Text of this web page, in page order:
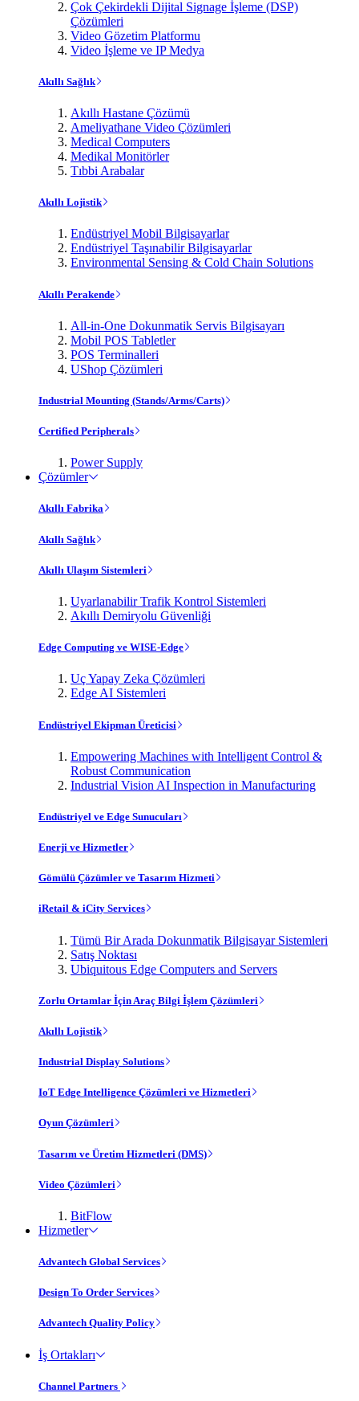
Çok Çekirdekli Dijital Signage İşleme (DSP)
Çözümleri
Video Gözetim Platformu
Video İşleme ve IP Medya
Akıllı Sağlık
Akıllı Hastane Çözümü
Ameliyathane Video Çözümleri
Medical Computers
Medikal Monitörler
Tıbbi Arabalar
Akıllı Lojistik
Endüstriyel Mobil Bilgisayarlar
Endüstriyel Taşınabilir Bilgisayarlar
Environmental Sensing & Cold Chain Solutions
Akıllı Perakende
All-in-One Dokunmatik Servis Bilgisayarı
Mobil POS Tabletler
POS Terminalleri
UShop Çözümleri
Industrial Mounting (Stands/Arms/Carts)
Certified Peripherals
Power Supply
Çözümler
Akıllı Fabrika
Akıllı Sağlık
Akıllı Ulaşım Sistemleri
Uyarlanabilir Trafik Kontrol Sistemleri
Akıllı Demiryolu Güvenliği
Edge Computing ve WISE-Edge
Uç Yapay Zeka Çözümleri
Edge AI Sistemleri
Endüstriyel Ekipman Üreticisi
Empowering Machines with Intelligent Control &
Robust Communication
Industrial Vision AI Inspection in Manufacturing
Endüstriyel ve Edge Sunucuları
Enerji ve Hizmetler
Gömülü Çözümler ve Tasarım Hizmeti
iRetail & iCity Services
Tümü Bir Arada Dokunmatik Bilgisayar Sistemleri
Satış Noktası
Ubiquitous Edge Computers and Servers
Zorlu Ortamlar İçin Araç Bilgi İşlem Çözümleri
Akıllı Lojistik
Industrial Display Solutions
IoT Edge Intelligence Çözümleri ve Hizmetleri
Oyun Çözümleri
Tasarım ve Üretim Hizmetleri (DMS)
Video Çözümleri
BitFlow
Hizmetler
Advantech Global Services
Design To Order Services
Advantech Quality Policy
İş Ortakları
Channel Partners